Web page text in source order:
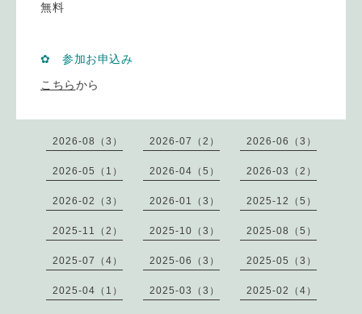
無料
✿ 参加お申込み
こちらから
2026-08（3） 2026-07（2） 2026-06（3）
2026-05（1） 2026-04（5） 2026-03（2）
2026-02（3） 2026-01（3） 2025-12（5）
2025-11（2） 2025-10（3） 2025-08（5）
2025-07（4） 2025-06（3） 2025-05（3）
2025-04（1） 2025-03（3） 2025-02（4）